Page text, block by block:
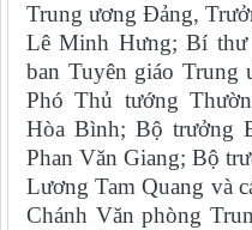
Trung ương Đảng,
Lê Minh Hưng; Bí thư
ban Tuyên giáo Trung
Phó Thủ tướng
Hòa Bình; Bộ trưởng
Phan Văn Giang; Bộ
Lương Tam Quang và
Chánh Văn phòng